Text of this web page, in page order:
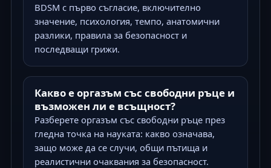
BDSM с първо съгласие, включително
значение, психология, темпо, анатомични
разлики, правила за безопасност и
последващи грижи.
Какво е оргазъм със свободни ръце и
възможен ли е всъщност?
Разберете оргазъм със свободни ръце през
гледна точка на науката: какво означава,
защо може да се случи, общи пътища и
реалистични очаквания за безопасност.